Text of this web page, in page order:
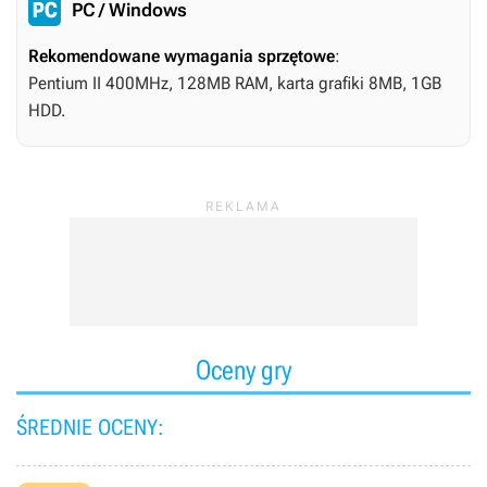
PC / Windows
Rekomendowane wymagania sprzętowe:
Pentium II 400MHz, 128MB RAM, karta grafiki 8MB, 1GB
HDD.
Oceny gry
ŚREDNIE OCENY: